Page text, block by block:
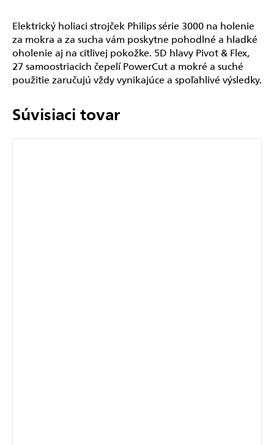
Elektrický holiaci strojček Philips série 3000 na holenie
za mokra a za sucha vám poskytne pohodlné a hladké
oholenie aj na citlivej pokožke. 5D hlavy Pivot & Flex,
27 samoostriacich čepelí PowerCut a mokré a suché
použitie zaručujú vždy vynikajúce a spoľahlivé výsledky.
Súvisiaci tovar